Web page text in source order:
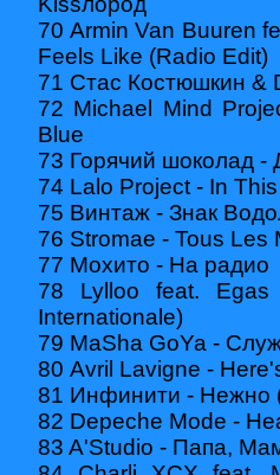
70 Armin Van Buuren
Feels Like (Radio Edit)
71 Стас Костюшкин &
72 Michael Mind
Blue
73 Горячий шоколад -
74 Lalo Project - In
75 Винтаж - Знак
76 Stromae - Tous Les
77 Мохито - На радио
78 Lylloo feat.
Internationale)
79 MaSha GoYa -
80 Avril Lavigne -
81 Инфинити - Нежно
82 Depeche Mode -
83 A'Studio - Папа,